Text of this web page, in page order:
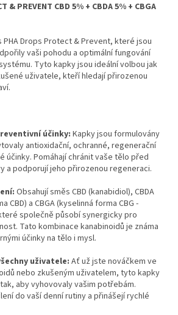
& PREVENT CBD 5% + CBDA 5% + CBGA
Drops Protect & Prevent, které jsou
vaši pohodu a optimální fungování
Tyto kapky jsou ideální volbou jak
uživatele, kteří hledají přirozenou
účinky: Kapky jsou formulovány
antioxidační, ochranné, regenerační
účinky. Pomáhají chránit vaše tělo před
a podporují jeho přirozenou regeneraci.
Obsahují směs CBD (kanabidiol), CBDA
CBD) a CBGA (kyselinná forma CBG -
společně působí synergicky pro
Tato kombinace kanabinoidů je známa
účinky na tělo i mysl.
uživatele: Ať už jste nováčkem ve
nebo zkušeným uživatelem, tyto kapky
aby vyhovovaly vašim potřebám.
do vaší denní rutiny a přinášejí rychlé